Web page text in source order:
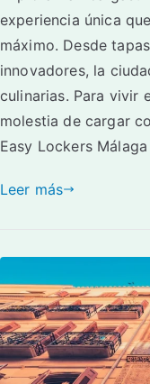
experiencia única
máximo. Desde
innovadores, la
culinarias. Para vivir
molestia de cargar
Easy Lockers
Leer más